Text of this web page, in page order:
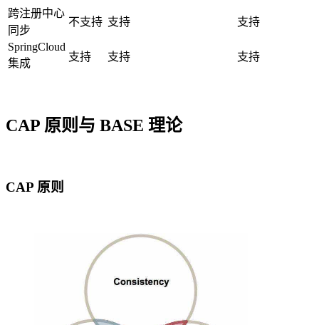
跨注册中心
同步
不支持 支持 支持
SpringCloud
集成
支持 支持 支持
CAP 原则与 BASE 理论
CAP 原则